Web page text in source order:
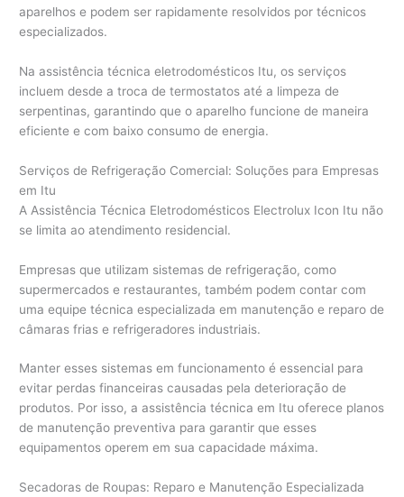
aparelhos e podem ser rapidamente resolvidos por técnicos
especializados.
Na assistência técnica eletrodomésticos Itu, os serviços
incluem desde a troca de termostatos até a limpeza de
serpentinas, garantindo que o aparelho funcione de maneira
eficiente e com baixo consumo de energia.
Serviços de Refrigeração Comercial: Soluções para Empresas
em Itu
A Assistência Técnica Eletrodomésticos Electrolux Icon Itu não
se limita ao atendimento residencial.
Empresas que utilizam sistemas de refrigeração, como
supermercados e restaurantes, também podem contar com
uma equipe técnica especializada em manutenção e reparo de
câmaras frias e refrigeradores industriais.
Manter esses sistemas em funcionamento é essencial para
evitar perdas financeiras causadas pela deterioração de
produtos. Por isso, a assistência técnica em Itu oferece planos
de manutenção preventiva para garantir que esses
equipamentos operem em sua capacidade máxima.
Secadoras de Roupas: Reparo e Manutenção Especializada